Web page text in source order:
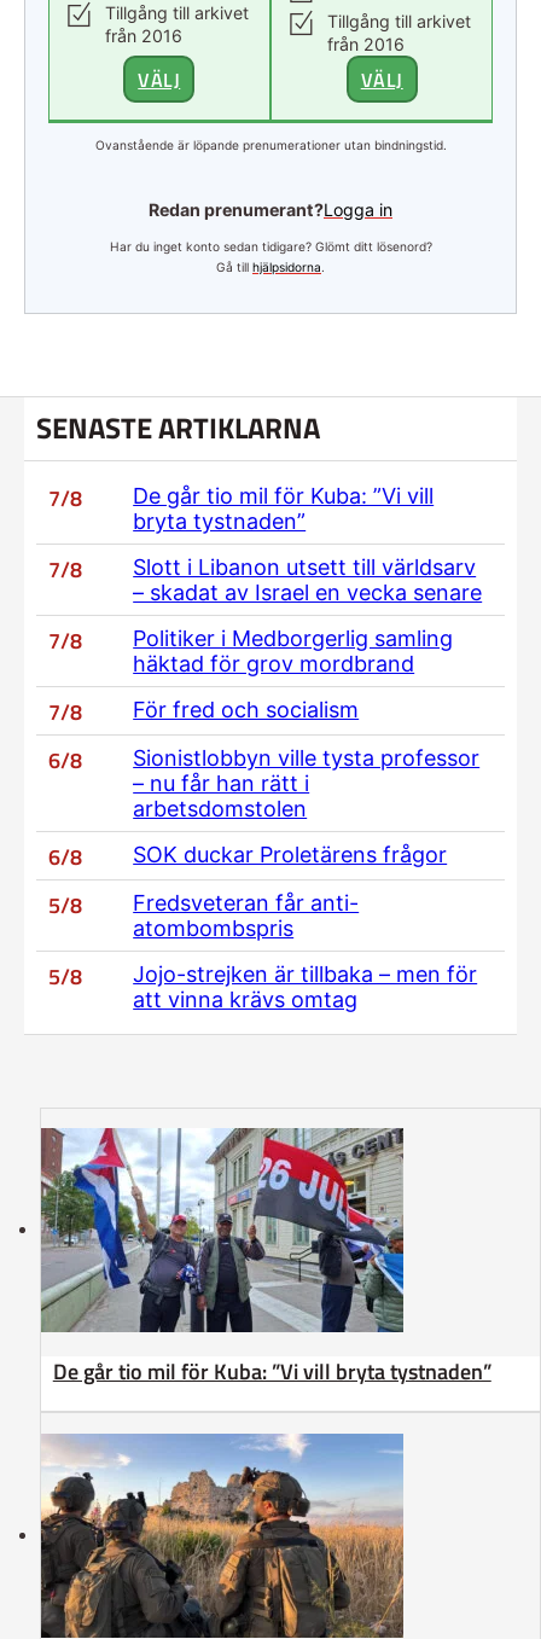
Tillgång till arkivet
från 2016
VÄLJ
Tillgång till arkivet
från 2016
VÄLJ
Ovanstående är löpande prenumerationer utan bindningstid.
Redan prenumerant?Logga in
Har du inget konto sedan tidigare? Glömt ditt lösenord?
Gå till hjälpsidorna.
SENASTE ARTIKLARNA
7/8
De går tio mil för Kuba: ”Vi vill
bryta tystnaden”
7/8
Slott i Libanon utsett till världsarv
– skadat av Israel en vecka senare
7/8
Politiker i Medborgerlig samling
häktad för grov mordbrand
7/8 För fred och socialism
6/8
Sionistlobbyn ville tysta professor
– nu får han rätt i
arbetsdomstolen
6/8 SOK duckar Proletärens frågor
5/8
Fredsveteran får anti-
atombombspris
5/8
Jojo-strejken är tillbaka – men för
att vinna krävs omtag
De går tio mil för Kuba: ”Vi vill bryta tystnaden”